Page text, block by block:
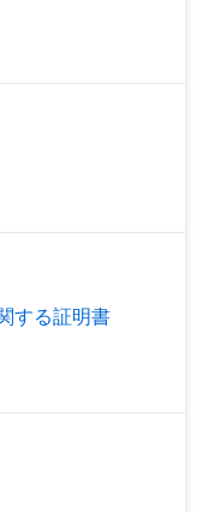
する証明書